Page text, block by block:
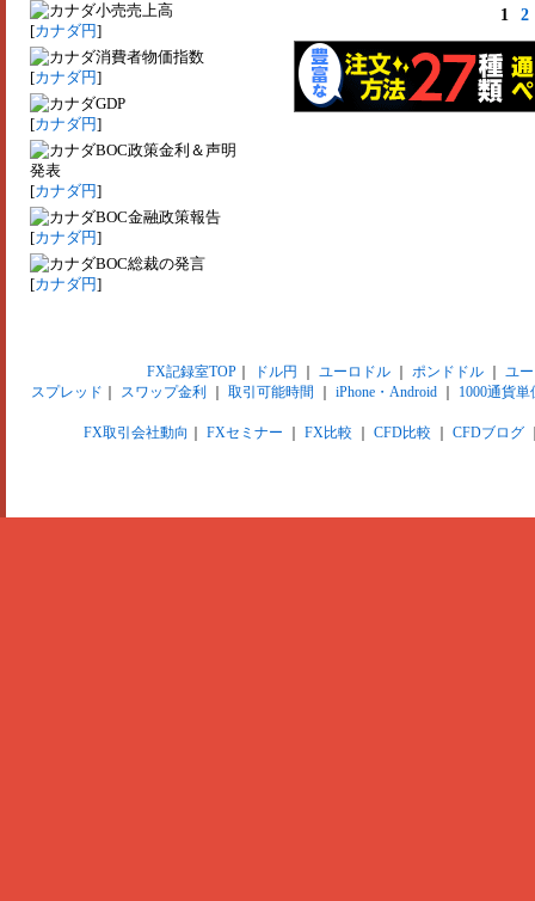
小売売上高
[カナダ円]
消費者物価指数
[カナダ円]
GDP
[カナダ円]
BOC政策金利＆声明
発表
[カナダ円]
BOC金融政策報告
[カナダ円]
BOC総裁の発言
[カナダ円]
1 2
FX記録室TOP｜ ドル円 ユーロドル｜ ポンドドル｜ ユ
スプレッド
スワップ金利 取引可能時間 iPhone・Android 1000通貨単
FX取引会社動向 FXセミナー FX比較 CFD比較 CFDブログ